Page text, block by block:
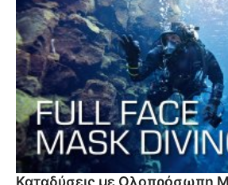
Καταδύσεις με Ολοπρόσωπη